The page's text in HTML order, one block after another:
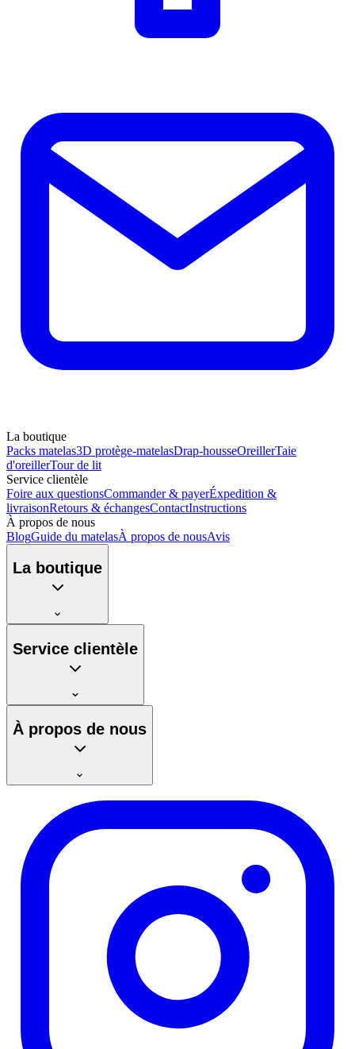
La boutique
Packs matelas3D protège-matelasDrap-housseOreillerTaie
d'oreillerTour de lit
Service clientèle
Foire aux questionsCommander & payerÉxpedition &
livraisonRetours & échangesContactInstructions
À propos de nous
BlogGuide du matelasÀ propos de nousAvis
La boutique
Service clientèle
À propos de nous